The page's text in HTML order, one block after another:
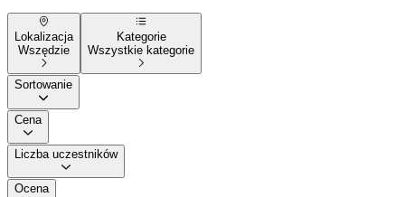
Lokalizacja
Wszędzie
Kategorie
Wszystkie kategorie
Sortowanie
Cena
Liczba uczestników
Ocena